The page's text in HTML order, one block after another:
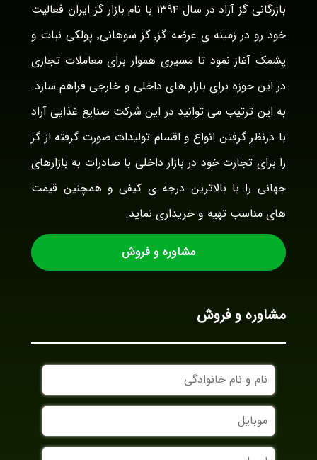
بازرگانی گز آراد در سال ۱۳۹۴ با نام بازار گز ایران فعالیت
خود رو در زمینه ی عرضه گز٬ گز سوهانی٬ پولکی نبات و
پشمک آغاز نمود تا مسیری هموار برای معاملات تجاری
در این حوزه برای بازار های داخلی و خارجی فراهم سازد.
به این ترتیب می توانید در این شرکت صنایع غذایی آراد
با درنظر گرفتن انواع و اقسام تولیدات صورت گرفته از گز
را برای تجارت خود در بازار داخلی با صادرات به بازارهای
جهانی را با بالاترین درجه ی کیفی و همچنین قیمت
های مناسب تهیه و خریداری نماید.
مشاوره و فروش
مشاوره و فروش
نام
و
نام
خانوادگی
موبایل
ایمیل